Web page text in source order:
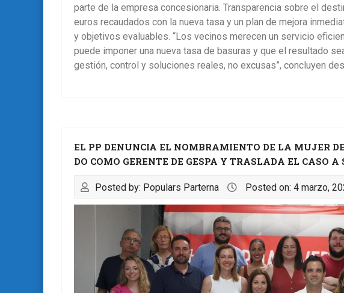
parte de la empresa concesionaria. Transparencia sobre el
euros recaudados con la nueva tasa y un plan de mejora
y objetivos evaluables. “Los vecinos merecen un servicio
puede imponer una nueva tasa de basuras y que el resultado
gestión, control y soluciones reales, no excusas”, concluyen
EL PP DENUNCIA EL NOMBRAMIENTO DE LA MUJER
DO COMO GERENTE DE GESPA Y TRASLADA EL CASO
Posted by: Populars Parterna Posted on: 4 marzo,